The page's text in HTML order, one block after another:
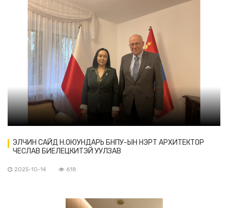
ЭЛЧИН САЙД Н.ОЮУНДАРЬ БНПУ-ЫН НЭРТ АРХИТЕКТОР
ЧЕСЛАВ БИЕЛЕЦКИТЭЙ УУЛЗАВ
2025-10-14 618